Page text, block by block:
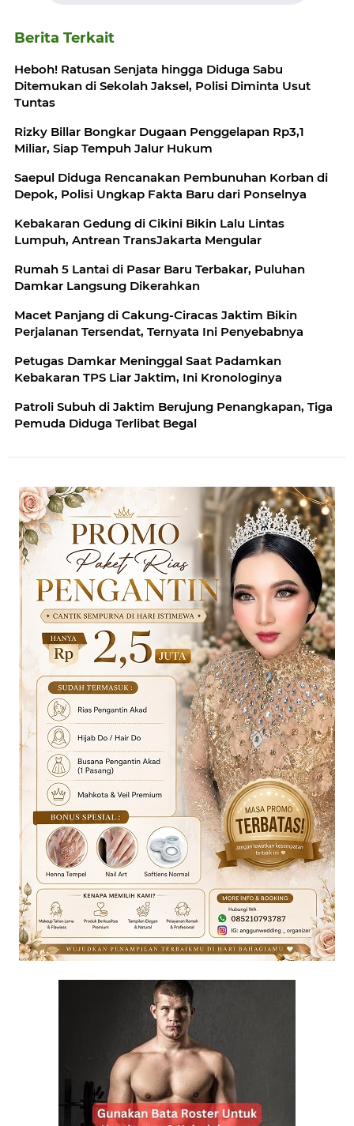
Berita Terkait
Heboh! Ratusan Senjata hingga Diduga Sabu
Ditemukan di Sekolah Jaksel, Polisi Diminta Usut
Tuntas
Rizky Billar Bongkar Dugaan Penggelapan Rp3,1
Miliar, Siap Tempuh Jalur Hukum
Saepul Diduga Rencanakan Pembunuhan Korban di
Depok, Polisi Ungkap Fakta Baru dari Ponselnya
Kebakaran Gedung di Cikini Bikin Lalu Lintas
Lumpuh, Antrean TransJakarta Mengular
Rumah 5 Lantai di Pasar Baru Terbakar, Puluhan
Damkar Langsung Dikerahkan
Macet Panjang di Cakung-Ciracas Jaktim Bikin
Perjalanan Tersendat, Ternyata Ini Penyebabnya
Petugas Damkar Meninggal Saat Padamkan
Kebakaran TPS Liar Jaktim, Ini Kronologinya
Patroli Subuh di Jaktim Berujung Penangkapan, Tiga
Pemuda Diduga Terlibat Begal